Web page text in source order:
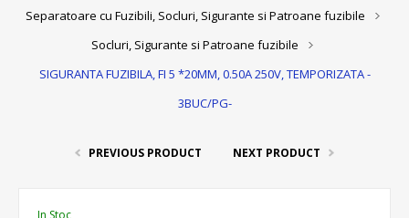
Separatoare cu Fuzibili, Socluri, Sigurante si Patroane fuzibile
Socluri, Sigurante si Patroane fuzibile
SIGURANTA FUZIBILA, FI 5 *20MM, 0.50A 250V, TEMPORIZATA -
3BUC/PG-
PREVIOUS PRODUCT NEXT PRODUCT
In Stoc